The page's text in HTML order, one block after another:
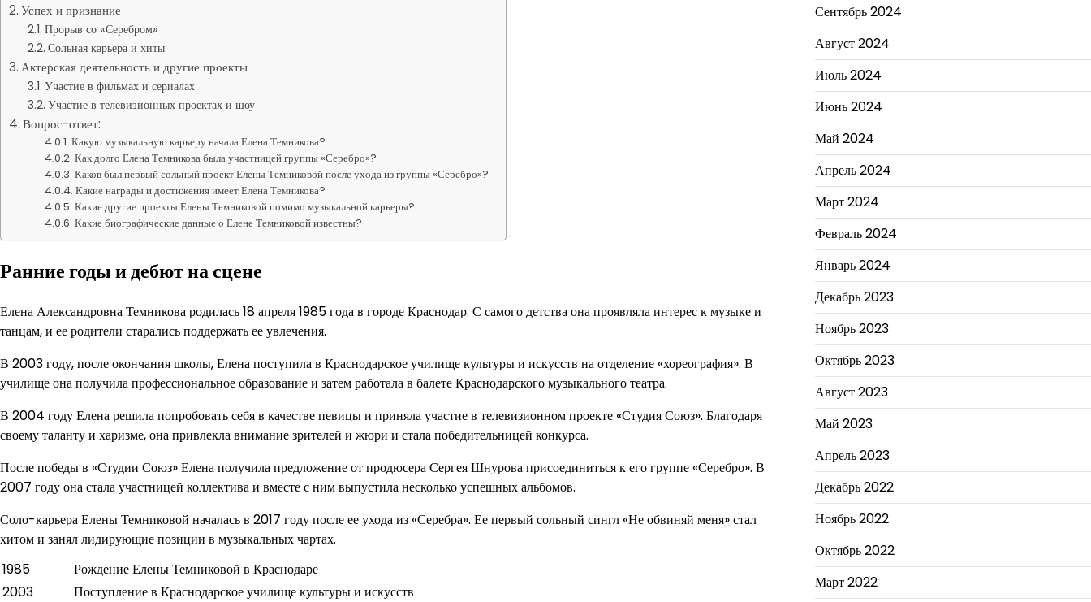
Успех и признание
Прорыв со «Серебром»
Сольная карьера и хиты
Актерская деятельность и другие проекты
Участие в фильмах и сериалах
Участие в телевизионных проектах и шоу
Вопрос-ответ:
Какую музыкальную карьеру начала Елена Темникова?
Как долго Елена Темникова была участницей группы «Серебро»?
Каков был первый сольный проект Елены Темниковой после ухода из группы «Серебро»?
Какие награды и достижения имеет Елена Темникова?
Какие другие проекты Елены Темниковой помимо музыкальной карьеры?
Какие биографические данные о Елене Темниковой известны?
Ранние годы и дебют на сцене
Елена Александровна Темникова родилась 18 апреля 1985 года в городе Краснодар. С самого детства она проявляла интерес к музыке и
танцам, и ее родители старались поддержать ее увлечения.
В 2003 году, после окончания школы, Елена поступила в Краснодарское училище культуры и искусств на отделение «хореография». В
училище она получила профессиональное образование и затем работала в балете Краснодарского музыкального театра.
В 2004 году Елена решила попробовать себя в качестве певицы и приняла участие в телевизионном проекте «Студия Союз». Благодаря
своему таланту и харизме, она привлекла внимание зрителей и жюри и стала победительницей конкурса.
После победы в «Студии Союз» Елена получила предложение от продюсера Сергея Шнурова присоединиться к его группе «Серебро». В
2007 году она стала участницей коллектива и вместе с ним выпустила несколько успешных альбомов.
Соло-карьера Елены Темниковой началась в 2017 году после ее ухода из «Серебра». Ее первый сольный сингл «Не обвиняй меня» стал
хитом и занял лидирующие позиции в музыкальных чартах.
1985
Рождение Елены Темниковой в Краснодаре
2003
Поступление в Краснодарское училище культуры и искусств
Сентябрь 2024
Август 2024
Июль 2024
Июнь 2024
Май 2024
Апрель 2024
Март 2024
Февраль 2024
Январь 2024
Декабрь 2023
Ноябрь 2023
Октябрь 2023
Август 2023
Май 2023
Апрель 2023
Декабрь 2022
Ноябрь 2022
Октябрь 2022
Март 2022